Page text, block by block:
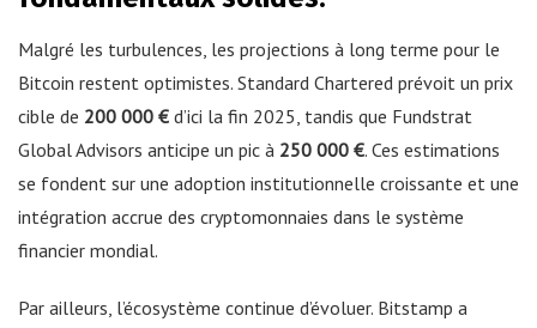
Malgré les turbulences, les projections à long terme pour le
Bitcoin restent optimistes. Standard Chartered prévoit un prix
cible de 200 000 € d’ici la fin 2025, tandis que Fundstrat
Global Advisors anticipe un pic à 250 000 €. Ces estimations
se fondent sur une adoption institutionnelle croissante et une
intégration accrue des cryptomonnaies dans le système
financier mondial.
Par ailleurs, l’écosystème continue d’évoluer. Bitstamp a